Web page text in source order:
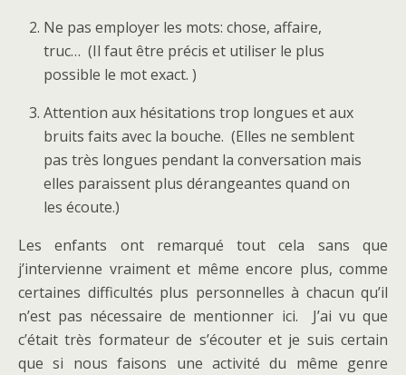
Ne pas employer les mots: chose, affaire,
truc… (Il faut être précis et utiliser le plus
possible le mot exact. )
Attention aux hésitations trop longues et aux
bruits faits avec la bouche. (Elles ne semblent
pas très longues pendant la conversation mais
elles paraissent plus dérangeantes quand on
les écoute.)
Les enfants ont remarqué tout cela sans que
j’intervienne vraiment et même encore plus, comme
certaines difficultés plus personnelles à chacun qu’il
n’est pas nécessaire de mentionner ici. J’ai vu que
c’était très formateur de s’écouter et je suis certain
que si nous faisons une activité du même genre